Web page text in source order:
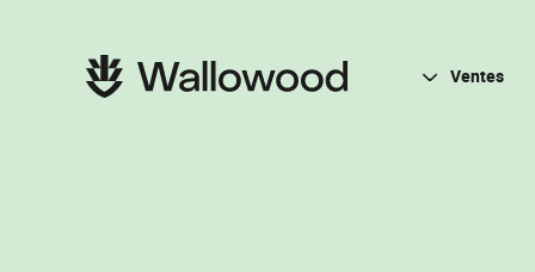
navigationNavigation
principale Ventes